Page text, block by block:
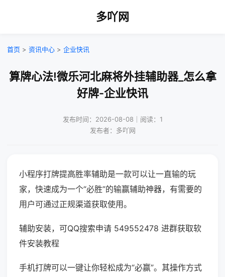
多吖网
首页 > 资讯中心 > 企业快讯
算牌心法!微乐河北麻将外挂辅助器_怎么拿
好牌-企业快讯
发布时间：2026-08-08｜阅读：1
发布者：多吖网
小程序打牌提高胜率辅助是一款可以让一直输的玩
家，快速成为一个“必胜”的输赢辅助神器，有需要的
用户可通过正规渠道获取使用。
辅助安装，可QQ搜索申请 549552478 进群获取软
件安装教程
手机打牌可以一键让你轻松成为“必赢”。其操作方式